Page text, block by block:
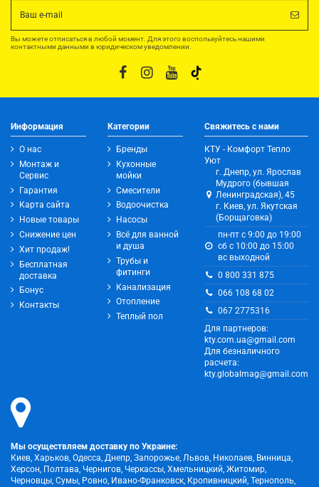
Вы можете отписаться в любой момент. Для этого воспользуйтесь нашими
контактными данными в юридическом уведомлении.
Информация
О нас
Монтаж и
Сервис
Гарантия
Карта сайта
Новые товары
Снижение цен
Хит продаж!
Бесплатная
доставка
Бонус
Контакты
Категории
Бренды
Кухонные
мойки
Смесители
Водоочистка
Насосы
Всё для ванной
и душа
Трубы и
фитинги
Канализация
Отопление
Теплый пол
Свяжитесь с нами
КТУ - Комфорт Тепло
Уют
г. Днепр, ул. Ярослав
Мудрого (бывшая
Ленинградская), 45
г. Киев, ул. Якутская
(Борщаговка)
пн-пт с 9:00 до 19:00
сб с 10:00 до 15:00
вс выходной
0 800 331 875
066 108 68 02
067 2775316
Для партнеров:
kty.com.ua@gmail.com
Для безналичного
расчета:
kty.globalmag@gmail.com
Мы осуществляем доставку по Украине:
Киев, Харьков, Одесса, Днепр, Запорожье, Львов, Николаев, Винница,
Херсон, Полтава, Чернигов, Черкассы, Хмельницкий, Житомир,
Черновцы, Сумы, Ровно, Ивано-Франковск, Кропивницкий, Тернополь,